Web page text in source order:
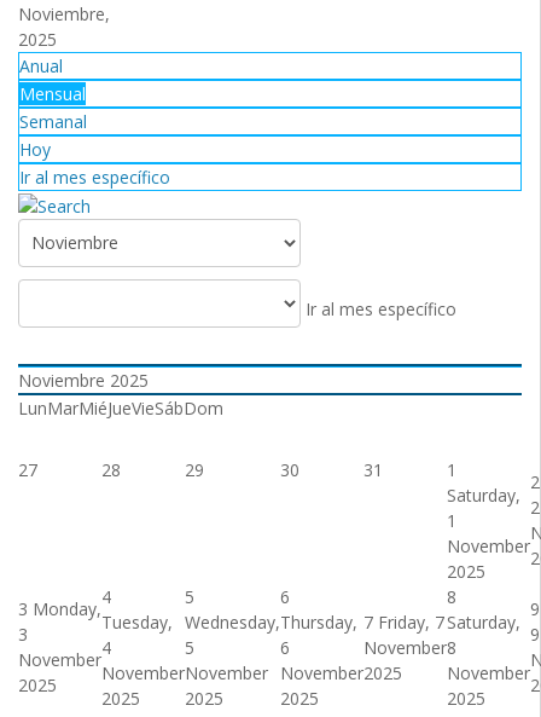
Noviembre,
2025
Anual
Mensual
Semanal
Hoy
Ir al mes específico
Ir al mes específico
Noviembre 2025
LunMarMiéJueVieSábDom
27 28 29 30 31
1
Saturday,
1
November
2025
2
2
3 Monday,
3
November
2025
4
Tuesday,
4
November
2025
5
Wednesday,
5
November
2025
6
Thursday,
6
November
2025
7 Friday, 7
November
2025
8
Saturday,
8
November
2025
9
9